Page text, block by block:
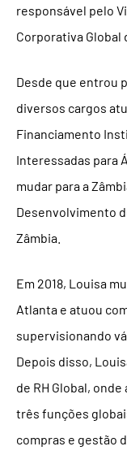
responsável pelo
Corporativa Global
Desde que entrou
diversos cargos
Financiamento
Interessadas para
mudar para a
Desenvolvimento
Zâmbia.
Em 2018, Louisa
Atlanta e atuou
supervisionando
Depois disso,
de RH Global,
três funções
compras e gestão